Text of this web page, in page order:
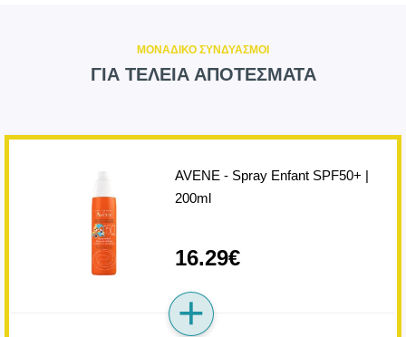
ΜΟΝΑΔΙΚΟ ΣΥΝΔΥΑΣΜΟΙ
ΓΙΑ ΤΕΛΕΙΑ ΑΠΟΤΕΣΜΑΤΑ
AVENE - Spray Enfant SPF50+ |
200ml
16.29€